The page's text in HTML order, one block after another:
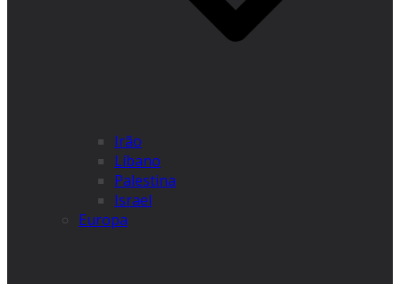
Irão
Líbano
Palestina
Israel
Europa